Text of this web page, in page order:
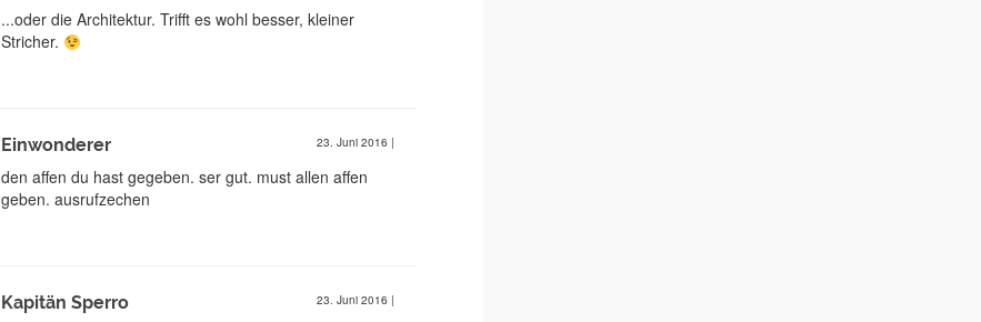
...oder die Architektur. Trifft es wohl besser, kleiner
Stricher.
Einwonderer 23. Juni 2016 |
den affen du hast gegeben. ser gut. must allen affen
geben. ausrufzechen
Kapitän Sperro 23. Juni 2016 |